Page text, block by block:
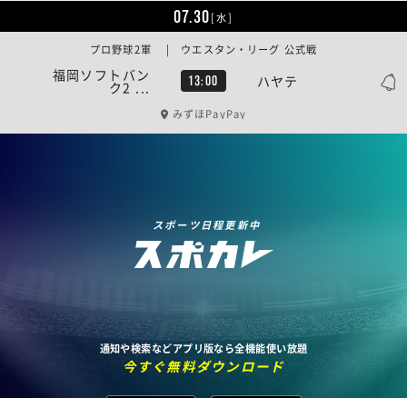
07.30[水]
福岡ソフトバン
ク2 ... 13:00 ハヤテ
プロ野球2軍 | ウエスタン・リーグ 公式戦
みずほPayPay
スポーツ日程更新中
通知や検索などアプリ版なら全機能使い放題
今すぐ無料ダウンロード